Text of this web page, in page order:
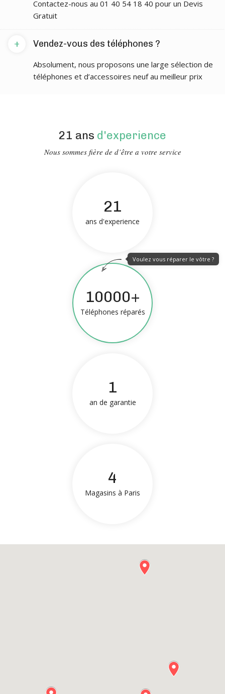
Contactez-nous au 01 40 54 18 40 pour un Devis
Gratuit
Vendez-vous des téléphones ?
+
Absolument, nous proposons une large sélection de
téléphones et d’accessoires neuf au meilleur prix
21 ans d'experience
Nous sommes fière de d’être a votre service
21
ans d'experience
10000+
Téléphones réparés
Voulez vous réparer le vôtre ?
1
an de garantie
4
Magasins à Paris